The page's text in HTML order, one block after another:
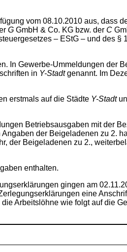
vom 08.10.2010 aus, dass
G GmbH & Co. KG bzw. der C
– EStG – und des §
In Gewerbe-Ummeldungen der
in Y-Stadtgenannt. Im
erstmals auf die Städte Y-Stadt
Betriebsausgaben mit der
der Beigeladenen zu 2.
der Beigeladenen zu 2.,
enthalten.
gingen am
eine
Arbeitslöhne wie folgt auf die